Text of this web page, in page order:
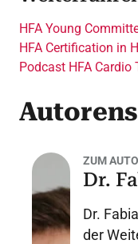
HFA Young
HFA Certification in
Podcast HFA Cardio
ZUM
Dr.
Dr.
der